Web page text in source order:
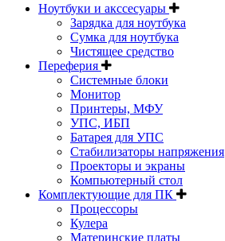
Ноутбуки и акссесуары
Зарядка для ноутбука
Сумка для ноутбука
Чистящее средство
Переферия
Системные блоки
Монитор
Принтеры, МФУ
УПС, ИБП
Батарея для УПС
Стабилизаторы напряжения
Проекторы и экраны
Компьютерный стол
Комплектующие для ПК
Процессоры
Кулера
Материнские платы